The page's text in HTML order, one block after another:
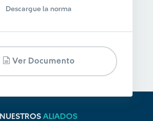
Descargue la norma
Ver Documento
NUESTROS ALIADOS